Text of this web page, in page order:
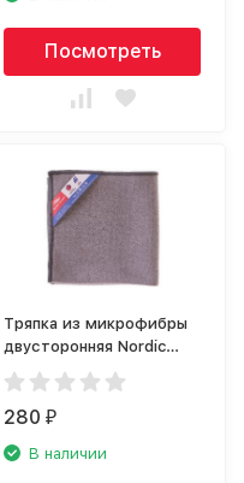
Посмотреть
Тряпка из микрофибры
двусторонняя Nordic
Stream 15355
280₽
В наличии